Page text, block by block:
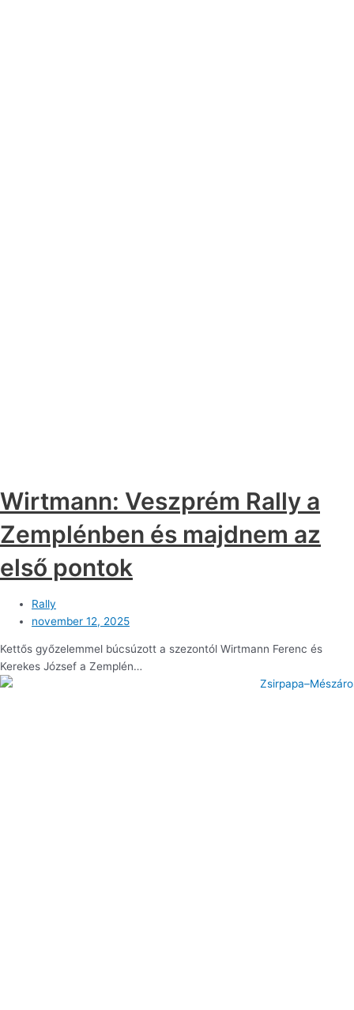
Wirtmann: Veszprém Rally a
Zemplénben és majdnem az
első pontok
Rally
november 12, 2025
Kettős győzelemmel búcsúzott a szezontól Wirtmann Ferenc és
Kerekes József a Zemplén…